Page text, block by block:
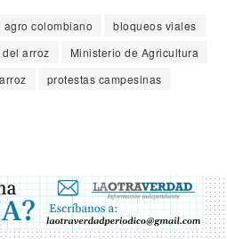
agro colombiano
bloqueos viales
arroz
Ministerio de Agricultura
protestas campesinas